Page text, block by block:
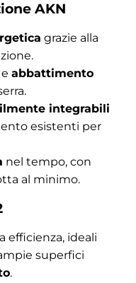
AKN
grazie alla
abbattimento
integrabili
esistenti per
nel tempo, con
al minimo.
efficienza, ideali
superfici
.